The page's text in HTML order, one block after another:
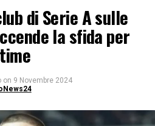
di Serie A sulle
la sfida per
on 9 Novembre 2024